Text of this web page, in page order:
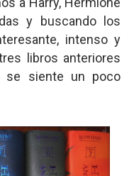
y buscando los
intenso y
libros anteriores
se siente un poco